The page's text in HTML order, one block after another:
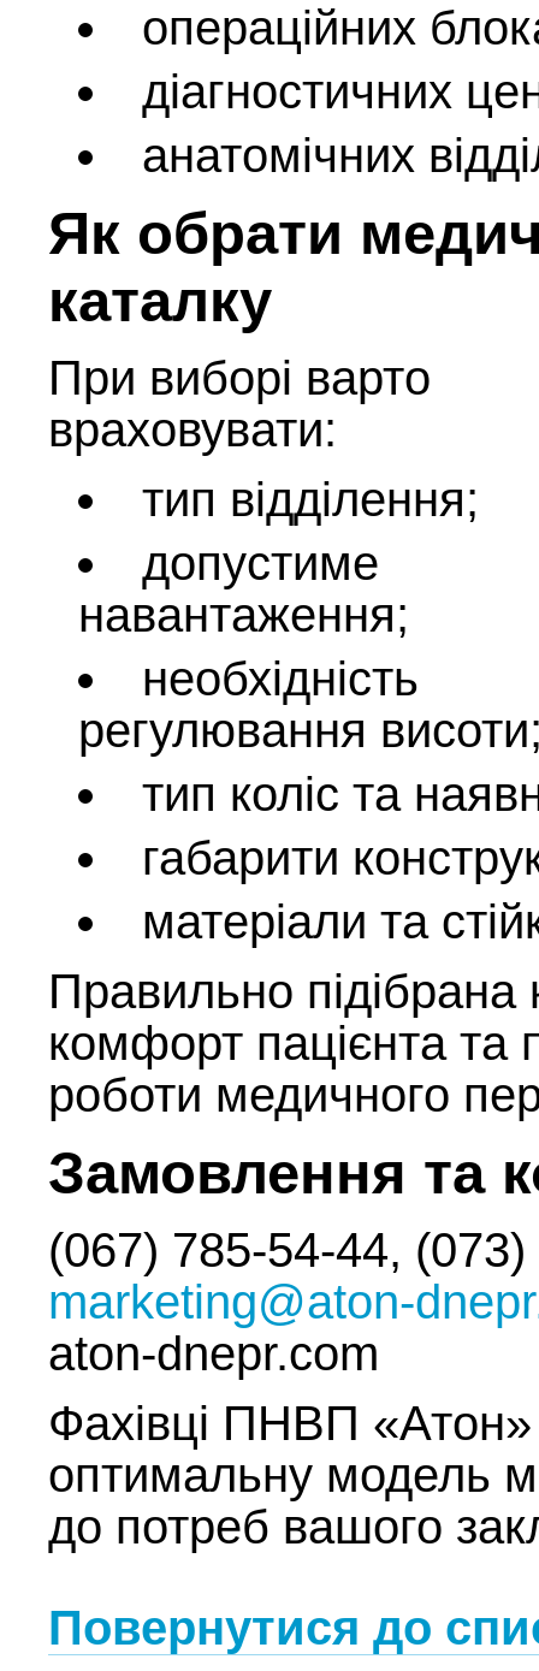
операційних
діагностичних
анатомічних
Як обрати
каталку
При виборі варто
враховувати:
тип відділення;
допустиме
навантаження;
необхідність
регулювання
тип коліс та
габарити
матеріали та
Правильно підібрана
комфорт пацієнта та
роботи медичного
Замовлення та
(067) 785-54-44,
marketing@aton-
aton-dnepr.com
Фахівці ПНВП «Атон»
оптимальну модель
до потреб вашого
Повернутися до